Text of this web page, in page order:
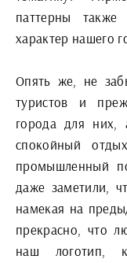
паттерны также
характер нашего
Опять же, не
туристов и
города для них,
спокойный
промышленный
даже заметили,
намекая на
прекрасно, что
наш логотип,